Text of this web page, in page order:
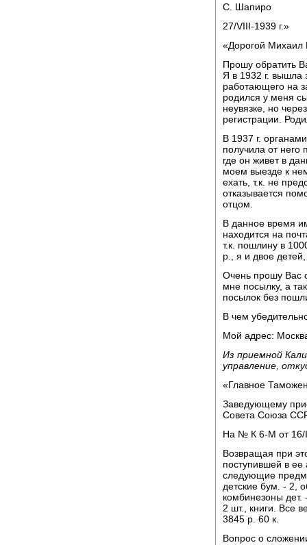
С. Шапиро
27/VIII-1939 г.»
«Дорогой Михаил
Прошу обратить
Я в 1932 г. вышла
работающего на
родился у меня
неувязке, но
регистрации.
В 1937 г.
получила от
где он живет в
моем выезде к
ехать, т.к. не
отказывается
отцом.
В данное время
находится на
т.к. пошлину в
р., я и двое
Очень прошу Вас
мне посылку, а
посылок без
В чем
Мой адрес:
Из приемной
управление,
«Главное
Заведующему
Совета Союза
На № К 6-М от 16/
Возвращая при
поступившей в ее
следующие
детские бум. - 2,
комбинезоны дет.
2 шт., книги. Все
3845 р. 60 к.
Вопрос о